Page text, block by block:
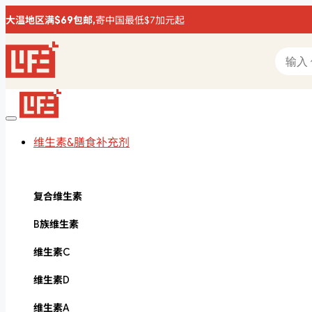
大温地区满$69包邮,寄中国最低$7加元起
维生素&膳食补充剂
复合维生素
B族维生素
维生素C
维生素D
维生素A